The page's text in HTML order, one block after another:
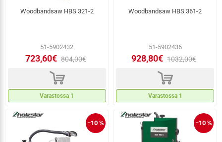
Woodbandsaw HBS 321-2
51-5902432
723,60€ 804,00€
d
Varastossa 1
Woodbandsaw HBS 361-2
51-5902436
928,80€ 1032,00€
d
Varastossa 1
−10 % −10 %